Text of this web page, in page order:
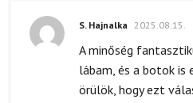
S. Hajnalka 2025.08.15.
A minőség
lábam, és a botok is
örülök, hogy ezt